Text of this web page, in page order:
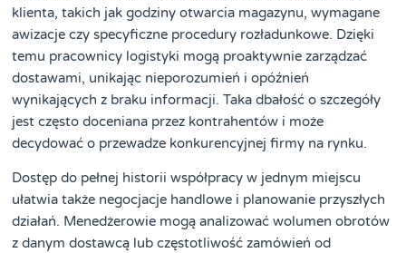
klienta, takich jak godziny otwarcia magazynu, wymagane
awizacje czy specyficzne procedury rozładunkowe. Dzięki
temu pracownicy logistyki mogą proaktywnie zarządzać
dostawami, unikając nieporozumień i opóźnień
wynikających z braku informacji. Taka dbałość o szczegóły
jest często doceniana przez kontrahentów i może
decydować o przewadze konkurencyjnej firmy na rynku.
Dostęp do pełnej historii współpracy w jednym miejscu
ułatwia także negocjacje handlowe i planowanie przyszłych
działań. Menedżerowie mogą analizować wolumen obrotów
z danym dostawcą lub częstotliwość zamówień od